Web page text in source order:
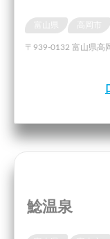
〒939-0132 富山県高
鯰温泉